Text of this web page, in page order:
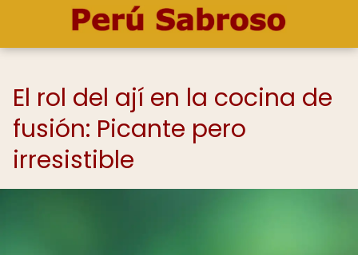
El rol del ají en la cocina de
fusión: Picante pero
irresistible